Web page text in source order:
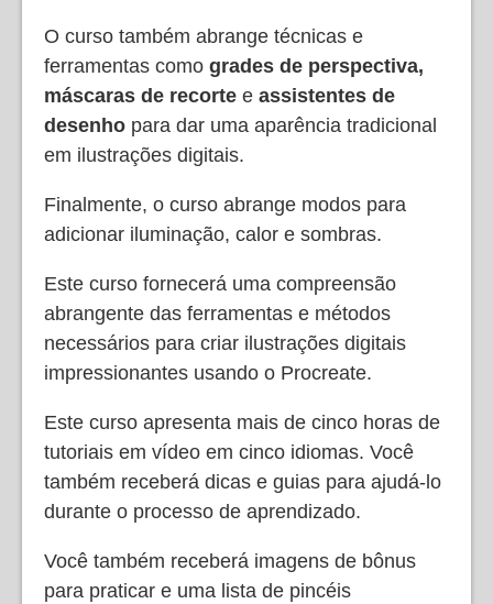
O curso também abrange técnicas e
ferramentas como grades de perspectiva,
máscaras de recorte e assistentes de
desenho para dar uma aparência tradicional
em ilustrações digitais.
Finalmente, o curso abrange modos para
adicionar iluminação, calor e sombras.
Este curso fornecerá uma compreensão
abrangente das ferramentas e métodos
necessários para criar ilustrações digitais
impressionantes usando o Procreate.
Este curso apresenta mais de cinco horas de
tutoriais em vídeo em cinco idiomas. Você
também receberá dicas e guias para ajudá-lo
durante o processo de aprendizado.
Você também receberá imagens de bônus
para praticar e uma lista de pincéis